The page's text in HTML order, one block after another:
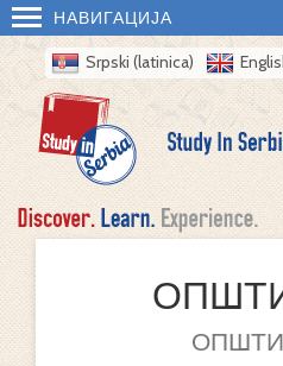
НАВИГАЦИЈА
Srpski (latinica)